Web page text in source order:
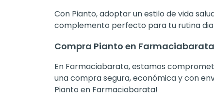
Con Pianto, adoptar un estilo de vida
complemento perfecto para tu rutina
Compra Pianto en
En Farmaciabarata, estamos
una compra segura, económica y con
Pianto en Farmaciabarata!